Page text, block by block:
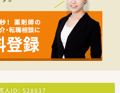
人ID： 528937